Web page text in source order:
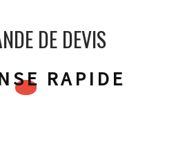
DE DEVIS
RAPIDE